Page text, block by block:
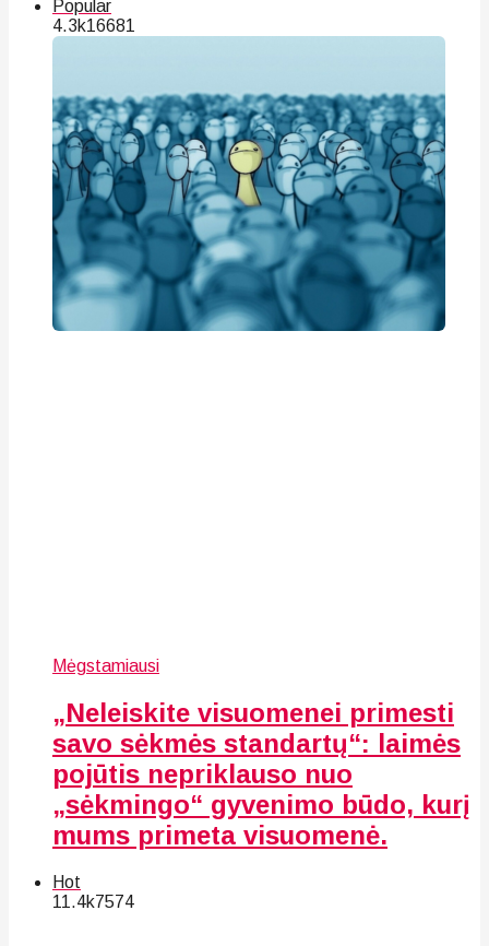
Popular
4.3k16681
Mėgstamiausi
„Neleiskite visuomenei primesti
savo sėkmės standartų“: laimės
pojūtis nepriklauso nuo
„sėkmingo“ gyvenimo būdo, kurį
mums primeta visuomenė.
Hot
11.4k7574